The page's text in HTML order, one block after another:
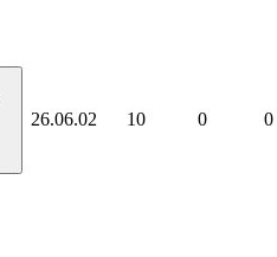
26.06.02 10 0 0